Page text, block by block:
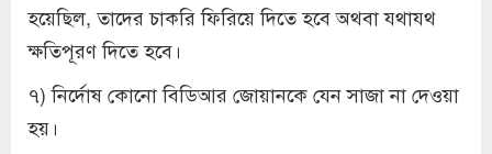
হয়েছিল, তাদের চাকরি ফিরিয়ে দিতে হবে অথবা যথাযথ
ক্ষতিপূরণ দিতে হবে।
৭) নির্দোষ কোনো বিডিআর জোয়ানকে যেন সাজা না দেওয়া
হয়।